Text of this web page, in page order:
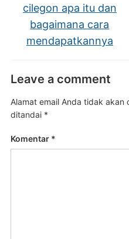
cilegon apa itu dan
bagaimana cara
mendapatkannya
Leave a comment
Alamat email Anda tidak akan
ditandai *
Komentar *